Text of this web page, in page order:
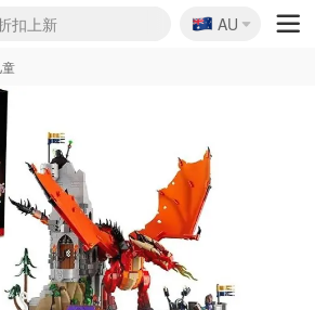
肤3.5折
2.5折
好价汇总
叠9折
超市实拍
票捡漏
牌1折起
3折起
1折护肤1折
汇总送$50
好物
7.5折
高奢地板价
6折
$98
饰2折
促销
妆礼
好物
护肤
$33沐浴露
面霜$29
馆门票6折
$16送香薰
6.8折
日历$525
促3折
雾$16
装£56
家4折
6折起
品2.7折
9折
美容仪$881
Live
地机$649
杯$24
5折
$23
$159
7折
折
妆4折
8.5折
莱德次日达
礼
具8折
🇦🇺
AU